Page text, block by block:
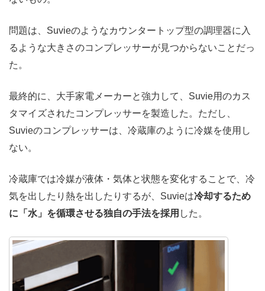
問題は、Suvieのようなカウンタートップ型の調理器に入
るような大きさのコンプレッサーが見つからないことだっ
た。
最終的に、大手家電メーカーと強力して、Suvie用のカス
タマイズされたコンプレッサーを製造した。ただし、
Suvieのコンプレッサーは、冷蔵庫のように冷媒を使用し
ない。
冷蔵庫では冷媒が液体・気体と状態を変化することで、冷
気を出したり熱を出したりするが、Suvieは冷却するため
に「水」を循環させる独自の手法を採用 した。